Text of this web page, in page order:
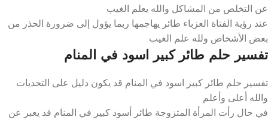
عن التخلص من المشاكل والله يعلم الغيب
عند رؤية الفتاة العزباء طائر يهاجمها ربما يؤول إلى ضرورة الحذر من
بعض الأشخاص ولله علم الغيب
تفسير حلم طائر كبير اسود في المنام
تفسير حلم طائر كبير اسود في المنام قد يكون دليل على التحديات
والله أعلى وأعلم
في حال رأت المرأة المتزوجة طائر أسود كبير في المنام قد يعبر عن